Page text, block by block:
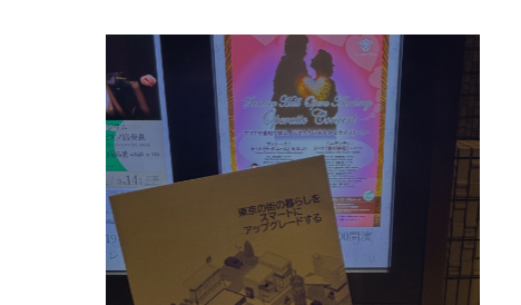
サントリーオペラコンサ
ート
2026年3月16日
READ MORE